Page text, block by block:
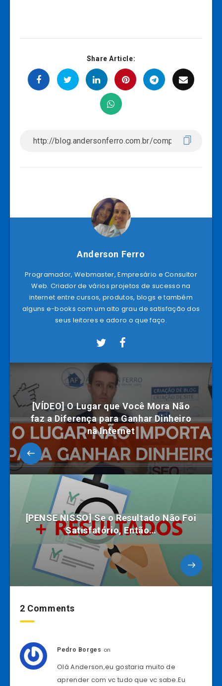
Share Article:
Anderson Ferro
Programador, Webmaster, Empresário e Consultor
Web. Criador de vários projetos de sucesso na
internet entre cursos, produtos, blogs e também
alguns e-books com um alto grau de satisfação dos
seus leitores e adoro o que faço.
[VÍDEO] O Lugar que Você Mora Não
faz a Diferença para Ganhar Dinheiro
na Internet
[PENSE NISSO] Se o Resultado Não Foi
Satisfatório, Então…
2 Comments
Pedro Borges on
Olá Anderson,eu gostaria muito de
aprender com vc tudo que vc sabe.Eu